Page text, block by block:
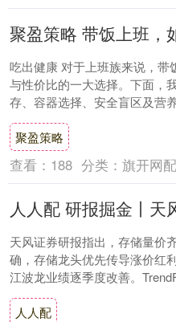
吃出健康 对于上班族来说，带
与性价比的一大选择。下面，
存、容器选择、安全盲区及营
度，为上班族梳理一份科学、
饭指南....
聚盈策略
查看： 188 分类： 旗开网
天风证券研报指出，存储量价
确，存储龙头优先传导涨价红
江波龙业绩逐季度改善。
NAND 25Q3合约价涨幅5%-10....
人人配